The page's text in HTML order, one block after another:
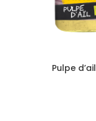
Pulpe d’ail